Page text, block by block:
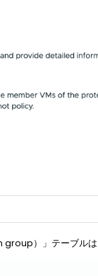
）」テーブル